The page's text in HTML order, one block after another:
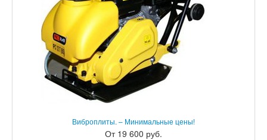
Виброплиты. – Минимальные цены!
От 19 600 руб.